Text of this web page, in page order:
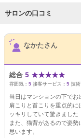
サロンの口コミ
サロン
なかたさん
総合 5 ★★★★★
雰囲気： 5 接客サービス： 5 技術
当日はマンションの下でお
肩こりと首こりを重点的
ッキリしていて驚きました
また、猫背があるので姿
思います。